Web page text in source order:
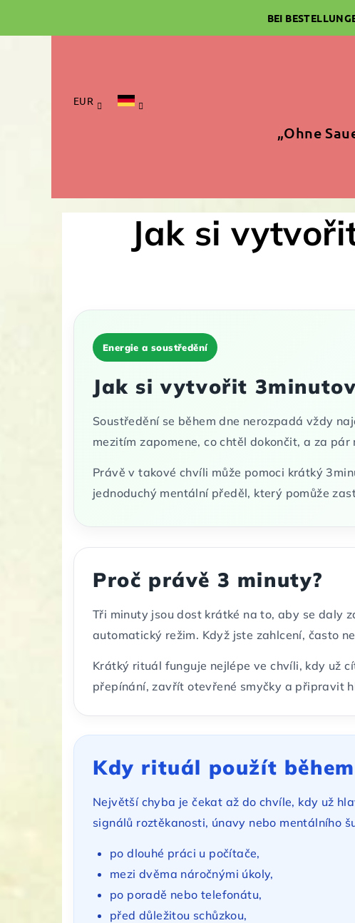
BEI
EUR
„Ohne
Jak si
Energie a soustředění
Jak si vytvořit
Soustředění se během dne nerozpadá vždy
mezitím zapomene, co chtěl dokončit, a za
Právě v takové chvíli může pomoci krátký
jednoduchý mentální předěl, který pomůže
Proč právě 3 minuty?
Tři minuty jsou dost krátké na to, aby se daly
automatický režim. Když jste zahlcení, často
Krátký rituál funguje nejlépe ve chvíli, kdy už
přepínání, zavřít otevřené smyčky a připravit
Kdy rituál použít
Největší chyba je čekat až do chvíle, kdy už
signálů roztěkanosti, únavy nebo mentálního
po dlouhé práci u počítače,
mezi dvěma náročnými úkoly,
po poradě nebo telefonátu,
před důležitou schůzkou,